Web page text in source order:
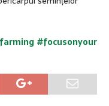
#focusonyour